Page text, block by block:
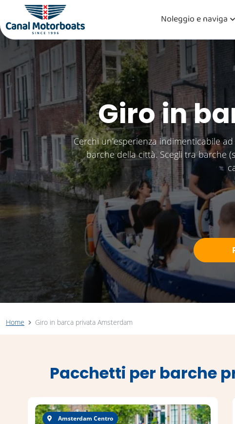
Noleggio e naviga
Giro in
Cerchi un’esperienza indimenticabile
barche della città. Scegli tra barche
Home Giro in barca privata Amsterdam
Pacchetti per barche
Amsterdam Centro